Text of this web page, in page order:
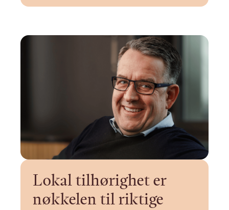
Lokal tilhørighet er
nøkkelen til riktige